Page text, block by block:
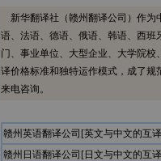
新华翻译社（赣州翻译公司）作为
语、法语、德语、俄语、韩语、西
门、事业单位、大型企业、大学院
译价格标准和独特运作模式，成了
来电咨询。
赣州英语翻译公司[英文与中文的互
赣州日语翻译公司[日文与中文的互